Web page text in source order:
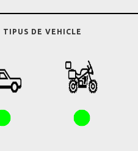
TIPUS DE VEHICLE